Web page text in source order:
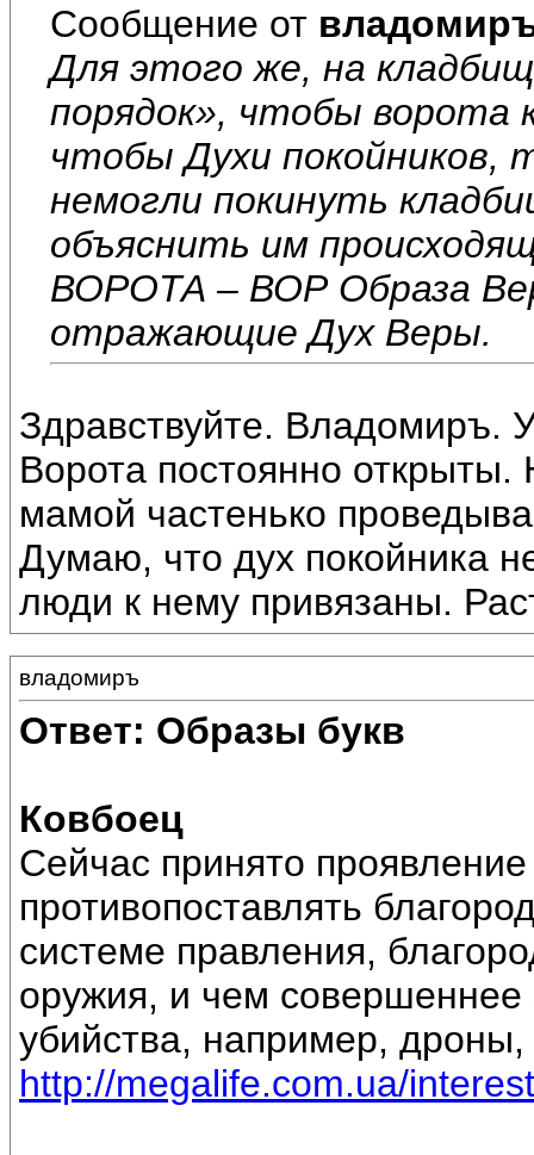
Сообщение от
Для этого же, на
порядок», чтобы ворота
чтобы Духи покойников,
немогли покинуть
объяснить им
ВОРОТА – ВОР Образа
отражающие Дух Веры.
Здравствуйте. Владомиръ.
Ворота постоянно
мамой частенько
Думаю, что дух покойника
люди к нему привязаны.
владомиръ
Ответ: Образы букв
Ковбоец
Сейчас принято
противопоставлять
системе правления,
оружия, и чем совершеннее
убийства, например,
http://megalife.com.ua/